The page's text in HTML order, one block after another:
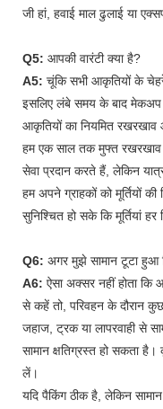
जी हां, हवाई माल ढुलाई या
Q5: आपकी वारंटी क्या है?
A5: चूंकि सभी आकृतियों के
इसलिए लंबे समय के बाद मेकअप
आकृतियों का नियमित रखरखाव
हम एक साल तक मुफ्त रखरखाव
सेवा प्रदान करते हैं, लेकिन
हम अपने ग्राहकों को मूर्तियों
सुनिश्चित हो सके कि मूर्तियां
Q6: अगर मुझे सामान टूटा हुआ
A6: ऐसा अक्सर नहीं होता कि
से कहें तो, परिवहन के दौरान
जहाज, ट्रक या लापरवाही से
सामान क्षतिग्रस्त हो सकता
लें।
यदि पैकिंग ठीक है, लेकिन